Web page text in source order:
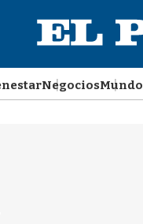
NegociosMundo